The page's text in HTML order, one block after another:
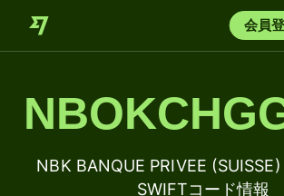
会員
NBK BANQUE PRIVEE
SWIFTコード情報